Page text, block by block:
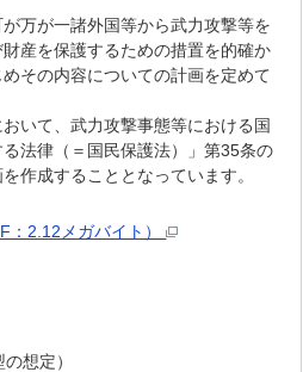
万が一諸外国等から武力攻撃等を
産を保護するための措置を的確か
その内容についての計画を定めて
いて、武力攻撃事態等における国
法律（＝国民保護法）」第35条の
作成することとなっています。
：2.12メガバイト）
想定）